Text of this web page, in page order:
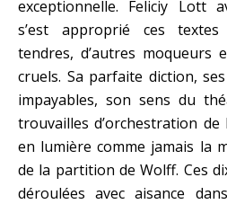
exceptionnelle. Feliciy Lott
s’est approprié ces
tendres, d’autres moqueurs
cruels. Sa parfaite diction,
impayables, son sens du
trouvailles d’orchestration
en lumière comme jamais la
de la partition de Wolff. Ces
déroulées avec aisance